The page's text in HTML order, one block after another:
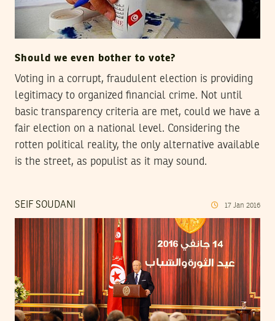
Should we even bother to vote?
Voting in a corrupt, fraudulent election is providing
legitimacy to organized financial crime. Not until
basic transparency criteria are met, could we have a
fair election on a national level. Considering the
rotten political reality, the only alternative available
is the street, as populist as it may sound.
SEIF SOUDANI 17 Jan 2016